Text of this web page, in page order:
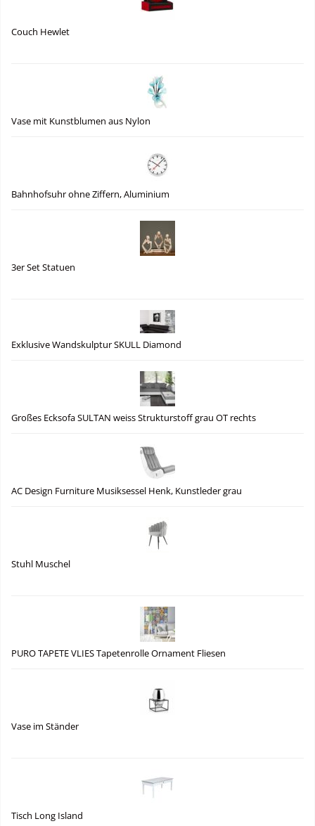
Couch Hewlet
Vase mit Kunstblumen aus Nylon
Bahnhofsuhr ohne Ziffern, Aluminium
3er Set Statuen
Exklusive Wandskulptur SKULL Diamond
Großes Ecksofa SULTAN weiss Strukturstoff grau OT rechts
AC Design Furniture Musiksessel Henk, Kunstleder grau
Stuhl Muschel
PURO TAPETE VLIES Tapetenrolle Ornament Fliesen
Vase im Ständer
Tisch Long Island